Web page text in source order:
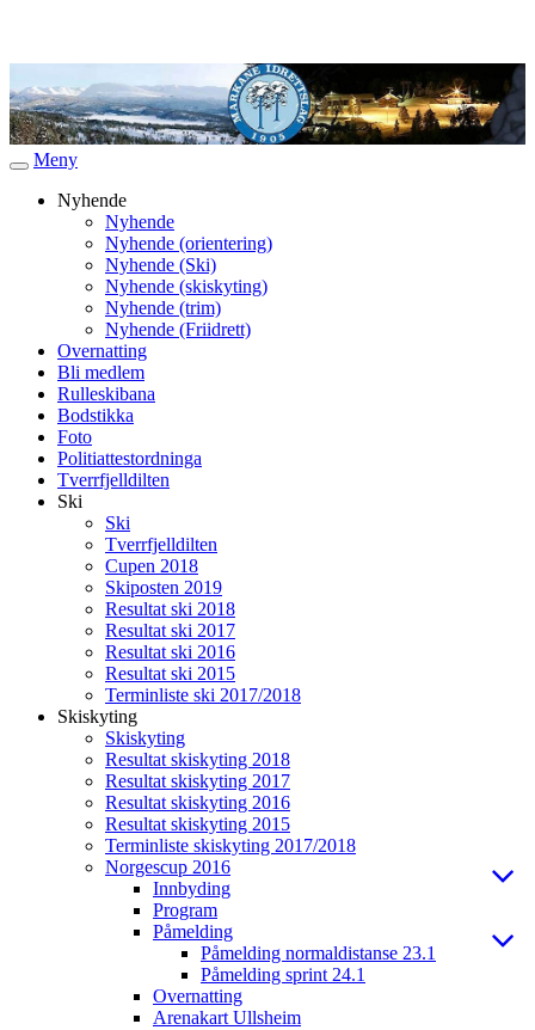
Veksle
navigasjon
Meny
Nyhende
Nyhende
Nyhende (orientering)
Nyhende (Ski)
Nyhende (skiskyting)
Nyhende (trim)
Nyhende (Friidrett)
Overnatting
Bli medlem
Rulleskibana
Bodstikka
Foto
Politiattestordninga
Tverrfjelldilten
Ski
Ski
Tverrfjelldilten
Cupen 2018
Skiposten 2019
Resultat ski 2018
Resultat ski 2017
Resultat ski 2016
Resultat ski 2015
Terminliste ski 2017/2018
Skiskyting
Skiskyting
Resultat skiskyting 2018
Resultat skiskyting 2017
Resultat skiskyting 2016
Resultat skiskyting 2015
Terminliste skiskyting 2017/2018
Norgescup 2016
Innbyding
Program
Påmelding
Påmelding normaldistanse 23.1
Påmelding sprint 24.1
Overnatting
Arenakart Ullsheim